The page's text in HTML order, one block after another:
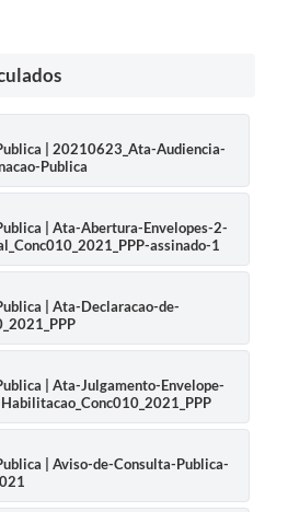
| 20210623_Ata-Audiencia-
Publica
| Ata-Abertura-Envelopes-2-
assinado-1
| Ata-Declaracao-de-
| Ata-Julgamento-Envelope-
| Aviso-de-Consulta-Publica-